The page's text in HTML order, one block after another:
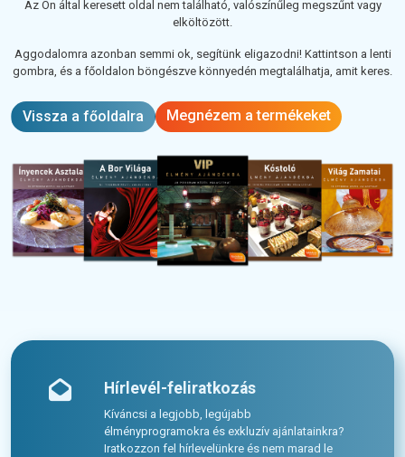
Az Ön által keresett oldal nem található, valószínűleg megszűnt vagy
elköltözött.
Aggodalomra azonban semmi ok, segítünk eligazodni! Kattintson a lenti
gombra, és a főoldalon böngészve könnyedén megtalálhatja, amit keres.
Vissza a főoldalra Megnézem a termékeket
Hírlevél-feliratkozás
Kíváncsi a legjobb, legújabb
élményprogramokra és exkluzív ajánlatainkra?
Iratkozzon fel hírlevelünkre és nem marad le